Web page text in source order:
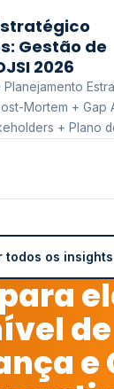
Gestão de
2026
Planejamento
Mortem + Gap
+ Plano
todos os insights
de
e